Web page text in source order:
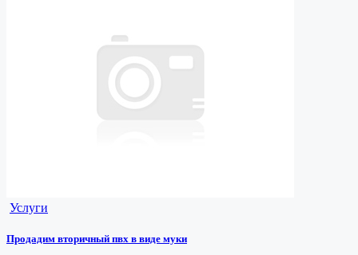
Услуги
Продадим вторичный пвх в виде муки